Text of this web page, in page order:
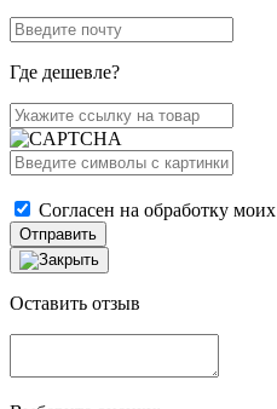
Где дешевле?
Согласен на обработку моих
Отправить
Оставить отзыв